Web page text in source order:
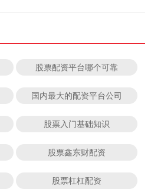
股票配资平台哪个可靠
国内最大的配资平台公司
股票入门基础知识
股票鑫东财配资
股票杠杠配资